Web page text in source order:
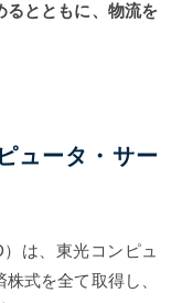
るとともに、物流を
ュータ・サー
は、東光コンピュ
式を全て取得し、